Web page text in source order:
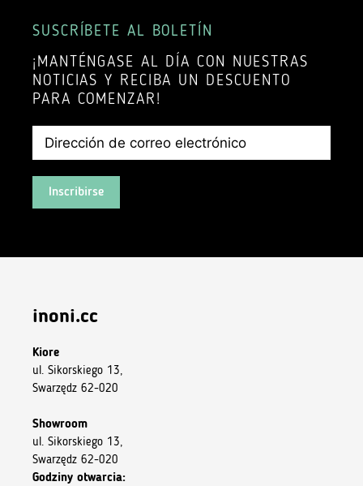
SUSCRÍBETE AL BOLETÍN
¡MANTÉNGASE AL DÍA CON NUESTRAS
NOTICIAS Y RECIBA UN DESCUENTO
PARA COMENZAR!
Inscribirse
inoni.cc
Kiore
ul. Sikorskiego 13,
Swarzędz 62-020
Showroom
ul. Sikorskiego 13,
Swarzędz 62-020
Godziny otwarcia: